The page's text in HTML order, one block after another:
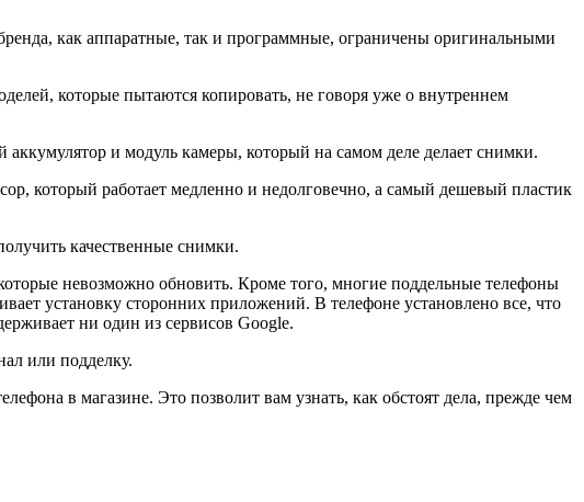
как аппаратные, так и программные, ограничены оригинальными
которые пытаются копировать, не говоря уже о внутреннем
и модуль камеры, который на самом деле делает снимки.
который работает медленно и недолговечно, а самый дешевый пластик
качественные снимки.
невозможно обновить. Кроме того, многие поддельные телефоны
установку сторонних приложений. В телефоне установлено все, что
ни один из сервисов Google.
или подделку.
в магазине. Это позволит вам узнать, как обстоят дела, прежде чем